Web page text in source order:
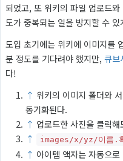
되었고, 또 위키의 파일 업로드
도가 중복되는 일을 방지할 수 있
도입 초기에는 위키에 이미지를
분 정도를 기다려야 했지만, 큐브
다!
↑ 위키의 이미지 폴더와
동기화된다.
↑ 업로드한 사진을 클릭해
↑
images/x/yz/이름.
↑ 아이템 액자는 자동으